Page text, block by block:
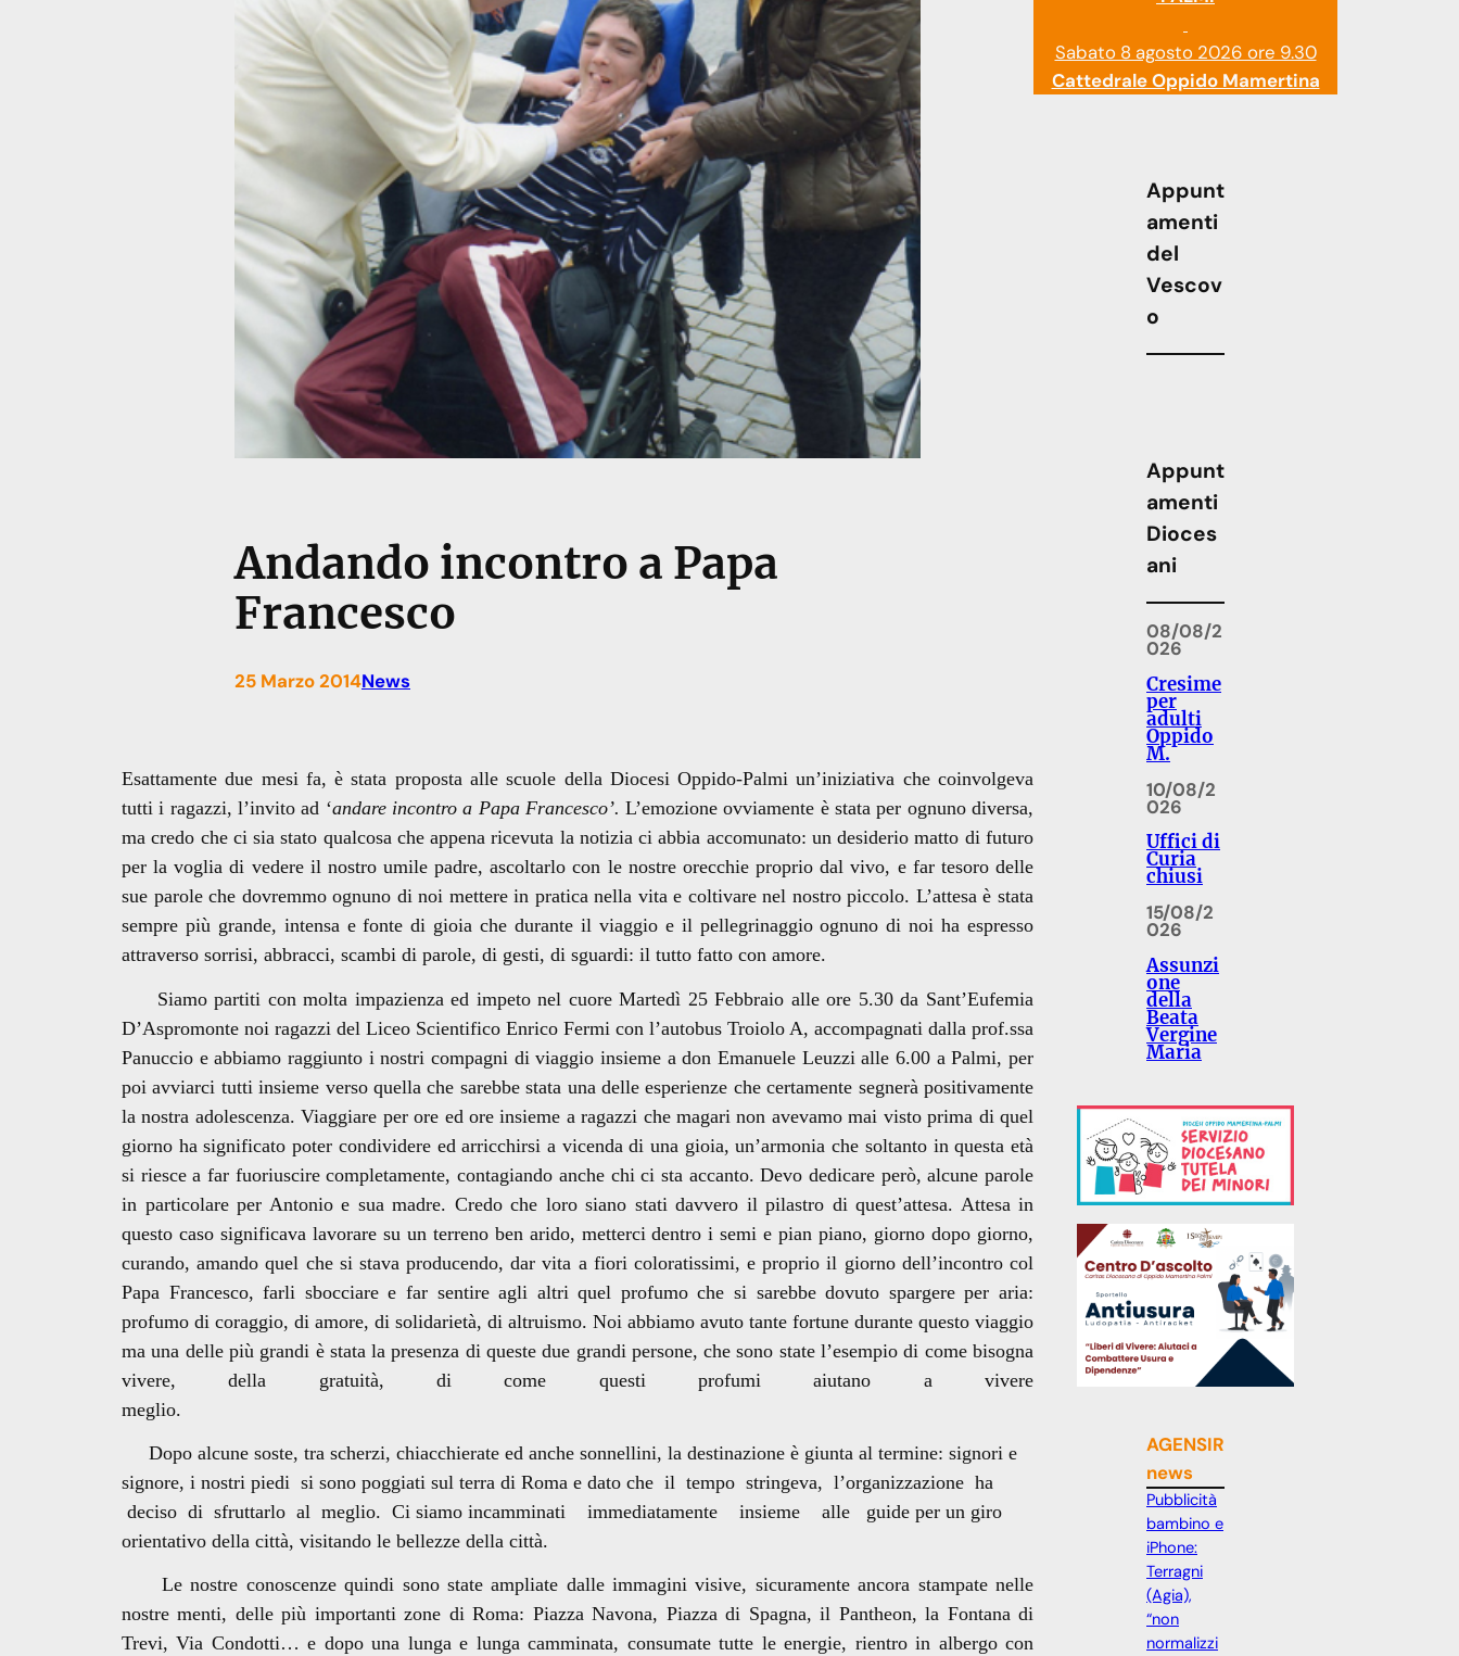
Andando incontro a Papa
Francesco
25 Marzo 2014News
Esattamente due mesi fa, è stata proposta alle scuole della Diocesi Oppido-Palmi un’iniziativa che coinvolgeva
tutti i ragazzi, l’invito ad ‘andare incontro a Papa Francesco’.L’emozione ovviamente è stata per ognuno diversa,
ma credo che ci sia stato qualcosa che appena ricevuta la notizia ci abbia accomunato: un desiderio matto di futuro
per la voglia di vedere il nostro umile padre, ascoltarlo con le nostre orecchie proprio dal vivo, e far tesoro delle
sue parole che dovremmo ognuno di noi mettere in pratica nella vita e coltivare nel nostro piccolo. L’attesa è stata
sempre più grande, intensa e fonte di gioia che durante il viaggio e il pellegrinaggio ognuno di noi ha espresso
attraverso sorrisi, abbracci, scambi di parole, di gesti, di sguardi: il tutto fatto con amore.
Siamo partiti con molta impazienza ed impeto nel cuore Martedì 25 Febbraio alle ore 5.30 da Sant’Eufemia
D’Aspromonte noi ragazzi del Liceo Scientifico Enrico Fermi con l’autobus Troiolo A, accompagnati dalla prof.ssa
Panuccio e abbiamo raggiunto i nostri compagni di viaggio insieme a don Emanuele Leuzzi alle 6.00 a Palmi, per
poi avviarci tutti insieme verso quella che sarebbe stata una delle esperienze che certamente segnerà positivamente
la nostra adolescenza. Viaggiare per ore ed ore insieme a ragazzi che magari non avevamo mai visto prima di quel
giorno ha significato poter condividere ed arricchirsi a vicenda di una gioia, un’armonia che soltanto in questa età
si riesce a far fuoriuscire completamente, contagiando anche chi ci sta accanto. Devo dedicare però, alcune parole
in particolare per Antonio e sua madre. Credo che loro siano stati davvero il pilastro di quest’attesa. Attesa in
questo caso significava lavorare su un terreno ben arido, metterci dentro i semi e pian piano, giorno dopo giorno,
curando, amando quel che si stava producendo, dar vita a fiori coloratissimi, e proprio il giorno dell’incontro col
Papa Francesco, farli sbocciare e far sentire agli altri quel profumo che si sarebbe dovuto spargere per aria:
profumo di coraggio, di amore, di solidarietà, di altruismo. Noi abbiamo avuto tante fortune durante questo viaggio
ma una delle più grandi è stata la presenza di queste due grandi persone, che sono state l’esempio di come bisogna
vivere, della gratuità, di come questi profumi aiutano a vivere
meglio.
Dopo alcune soste, tra scherzi, chiacchierate ed anche sonnellini, la destinazione è giunta al termine: signori e
signore, i nostri piedi si sono poggiati sul terra di Roma e dato che il tempo stringeva, l’organizzazione ha
deciso di sfruttarlo al meglio. Ci siamo incamminati immediatamente insieme alle guide per un giro
orientativo della città, visitando le bellezze della città.
Le nostre conoscenze quindi sono state ampliate dalle immagini visive, sicuramente ancora stampate nelle
nostre menti, delle più importanti zone di Roma: Piazza Navona, Piazza di Spagna, il Pantheon, la Fontana di
Trevi, Via Condotti… e dopo una lunga e lunga camminata, consumate tutte le energie, rientro in albergo con
Sabato 8 agosto 2026 ore 9.30
Cattedrale Oppido Mamertina
Appunt
amenti
del
Vescov
o
Appunt
amenti
Dioces
ani
08/08/2
026
Cresime
per
adulti
Oppido
M.
10/08/2
026
Uffici di
Curia
chiusi
15/08/2
026
Assunzi
one
della
Beata
Vergine
Maria
AGENSIR
news
Pubblicità
bambino e
iPhone:
Terragni
(Agia),
“non
normalizzi